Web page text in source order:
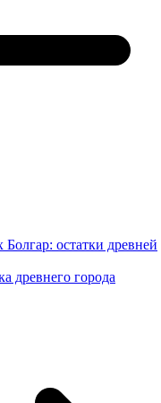
остатки древней
древнего города